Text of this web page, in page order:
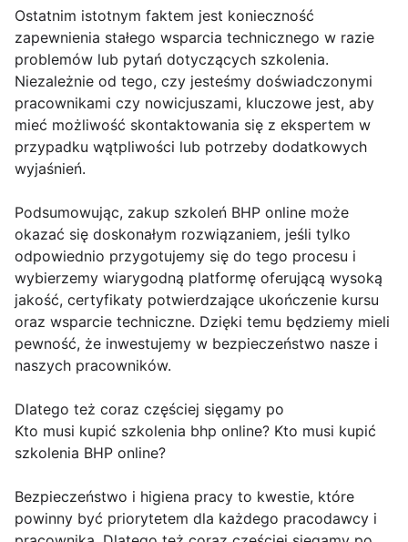
Ostatnim istotnym faktem jest konieczność
zapewnienia stałego wsparcia technicznego w razie
problemów lub pytań dotyczących szkolenia.
Niezależnie od tego, czy jesteśmy doświadczonymi
pracownikami czy nowicjuszami, kluczowe jest, aby
mieć możliwość skontaktowania się z ekspertem w
przypadku wątpliwości lub potrzeby dodatkowych
wyjaśnień.
Podsumowując, zakup szkoleń BHP online może
okazać się doskonałym rozwiązaniem, jeśli tylko
odpowiednio przygotujemy się do tego procesu i
wybierzemy wiarygodną platformę oferującą wysoką
jakość, certyfikaty potwierdzające ukończenie kursu
oraz wsparcie techniczne. Dzięki temu będziemy mieli
pewność, że inwestujemy w bezpieczeństwo nasze i
naszych pracowników.
Dlatego też coraz częściej sięgamy po
Kto musi kupić szkolenia bhp online? Kto musi kupić
szkolenia BHP online?
Bezpieczeństwo i higiena pracy to kwestie, które
powinny być priorytetem dla każdego pracodawcy i